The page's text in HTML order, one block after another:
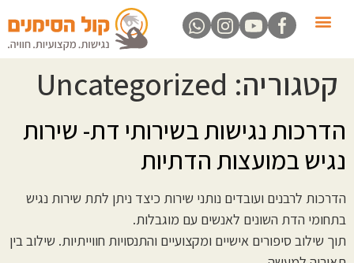
קטגוריה: Uncategorized
הדרכות נגישות בשירותי דת- שירות
נגיש במועצות הדתיות
הדרכות לרבנים ועובדים נותני שירות כיצד ניתן לתת שירות נגיש
בתחומי הדת השונים לאנשים עם מוגבלות.
תוך שילוב סיפורים אישיים ומקצועיים והתנסויות חווייתיות. שילוב בין